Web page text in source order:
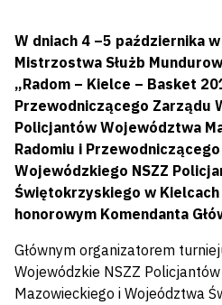
W dniach 4 –5 października
Mistrzostwa Służb
„Radom – Kielce – Basket
Przewodniczącego Zarządu
Policjantów Województwa
Radomiu i
Wojewódzkiego NSZZ
Świętokrzyskiego w
honorowym Komendanta
Głównym organizatorem
Wojewódzkie NSZZ
Mazowieckiego i Wojeództwa